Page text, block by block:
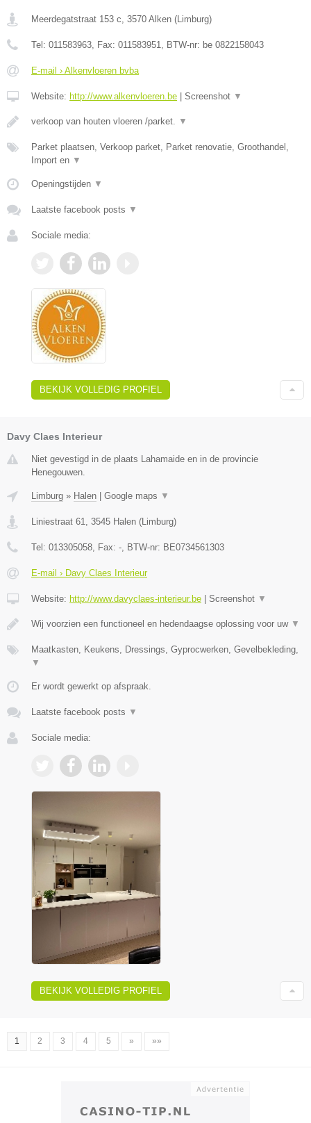
Meerdegatstraat 153 c, 3570 Alken (Limburg)
Tel: 011583963, Fax: 011583951, BTW-nr: be 0822158043
E-mail › Alkenvloeren bvba
Website: http://www.alkenvloeren.be Screenshot ▼
verkoop van houten vloeren /parket. ▼
Parket plaatsen, Verkoop parket, Parket renovatie, Groothandel,
Import en ▼
Openingstijden ▼
Laatste facebook posts ▼
Sociale media:
BEKIJK VOLLEDIG PROFIEL
Davy Claes Interieur
Niet gevestigd in de plaats Lahamaide en in de provincie
Henegouwen.
Limburg » Halen Google maps ▼
Liniestraat 61, 3545 Halen (Limburg)
Tel: 013305058, Fax: -, BTW-nr: BE0734561303
E-mail › Davy Claes Interieur
Website: http://www.davyclaes-interieur.be Screenshot ▼
Wij voorzien een functioneel en hedendaagse oplossing voor uw ▼
Maatkasten, Keukens, Dressings, Gyprocwerken, Gevelbekleding,
▼
Er wordt gewerkt op afspraak.
Laatste facebook posts ▼
Sociale media:
BEKIJK VOLLEDIG PROFIEL
1 2 3 4 5 » »»